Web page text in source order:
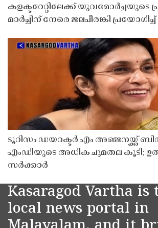
കളക്ടറേറ്റിലേക്ക് യുവമോർച്ചയുടെ
മാർച്ചിന് നേരെ ജലപീരങ്കി
ടൂറിസം ഡയറക്ടർ എം അഞ്ജനയ്ക്ക്
എംഡിയുടെ അധിക ചുമതല കൂടി;
സർക്കാർ
Kasaragod Vartha
local news portal in